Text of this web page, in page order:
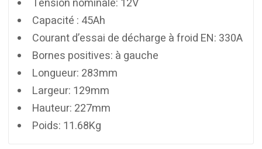
Tension nominale: 12V
Capacité : 45Ah
Courant d’essai de décharge à froid EN: 330A
Bornes positives: à gauche
Longueur: 283mm
Largeur: 129mm
Hauteur: 227mm
Poids: 11.68Kg